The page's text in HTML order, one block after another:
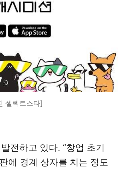
셀렉트스타]
전하고 있다. “창업 초기
에 경계 상자를 치는 정도